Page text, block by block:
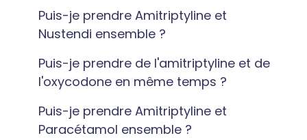
Puis-je prendre Amitriptyline et
Nustendi ensemble ?
Puis-je prendre de l'amitriptyline et de
l'oxycodone en même temps ?
Puis-je prendre Amitriptyline et
Paracétamol ensemble ?